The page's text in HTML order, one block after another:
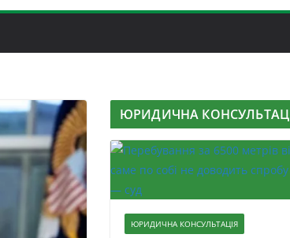
ЮРИДИЧНА
ЮРИДИЧНА КОНСУЛЬТАЦІЯ